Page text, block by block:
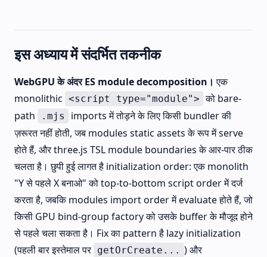
इस अध्याय में संदर्भित तकनीक
WebGPU के अंदर ES module decomposition। एक
monolithic <script type="module"> को bare-
path
.mjs
imports में तोड़ने के लिए किसी bundler की
ज़रूरत नहीं होती, जब modules static assets के रूप में serve
होते हैं, और three.js TSL module boundaries के आर-पार ठीक
चलता है। छुपी हुई लागत है initialization order: एक monolith
"Y से पहले X बनाओ" को top-to-bottom script order में दर्ज
करता है, जबकि modules import order में evaluate होते हैं, जो
किसी GPU bind-group factory को उसके buffer के मौजूद होने
से पहले चला सकता है। Fix का pattern है lazy initialization
(पहली बार इस्तेमाल पर getOrCreate... ) और